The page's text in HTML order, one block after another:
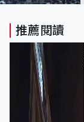
推薦閱讀